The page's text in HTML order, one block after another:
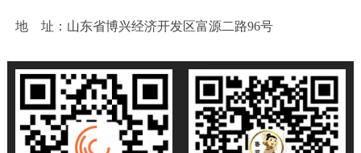
地 址：山东省博兴经济开发区富源二路96号